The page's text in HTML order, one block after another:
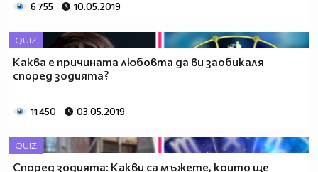
6 755 10.05.2019
QUIZ
Каква е причината любовта да ви заобикаля
според зодията?
11 450 03.05.2019
QUIZ
Според зодията: Какви са мъжете, които ще